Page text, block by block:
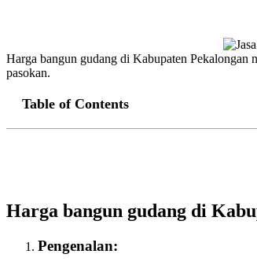
Harga bangun gudang di Kabupaten Pekalongan
pasokan.
Table of Contents
Harga bangun gudang di
Pengenalan: